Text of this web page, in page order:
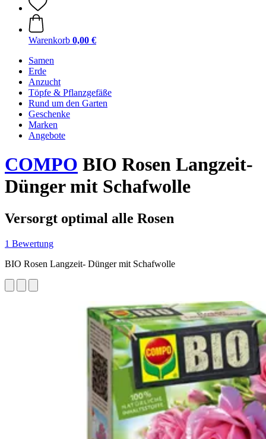
Warenkorb 0,00 €
Samen
Erde
Anzucht
Töpfe & Pflanzgefäße
Rund um den Garten
Geschenke
Marken
Angebote
COMPO BIO Rosen Langzeit-
Dünger mit Schafwolle
Versorgt optimal alle Rosen
1 Bewertung
BIO Rosen Langzeit- Dünger mit Schafwolle